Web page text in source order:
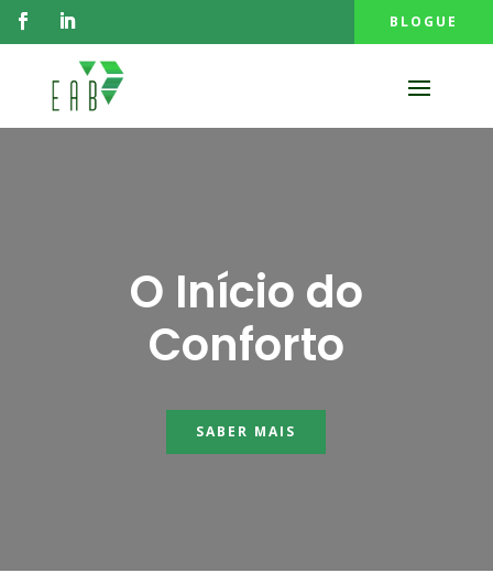
BLOGUE
O Início do
Conforto
SABER MAIS